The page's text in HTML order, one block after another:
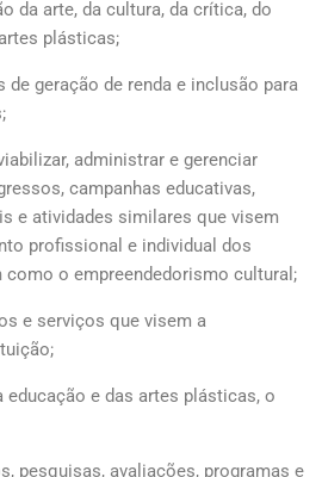
da arte, da cultura, da crítica, do
plásticas;
de geração de renda e inclusão para
administrar e gerenciar
campanhas educativas,
e atividades similares que visem
profissional e individual dos
o empreendedorismo cultural;
e serviços que visem a
educação e das artes plásticas, o
pesquisas, avaliações, programas e